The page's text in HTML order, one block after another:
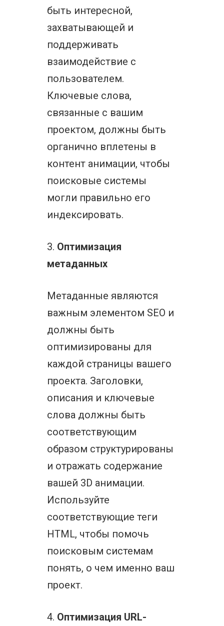
быть интересной,
захватывающей и
поддерживать
взаимодействие с
пользователем.
Ключевые слова,
связанные с вашим
проектом, должны быть
органично вплетены в
контент анимации, чтобы
поисковые системы
могли правильно его
индексировать.
3. Оптимизация
метаданных
Метаданные являются
важным элементом SEO и
должны быть
оптимизированы для
каждой страницы вашего
проекта. Заголовки,
описания и ключевые
слова должны быть
соответствующим
образом структурированы
и отражать содержание
вашей 3D анимации.
Используйте
соответствующие теги
HTML, чтобы помочь
поисковым системам
понять, о чем именно ваш
проект.
4. Оптимизация URL-